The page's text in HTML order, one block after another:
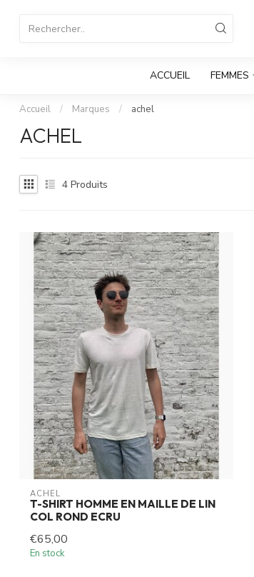
ACCUEIL FEMMES
Accueil / Marques / achel
ACHEL
4 Produits
ACHEL
T-SHIRT HOMME EN MAILLE DE LIN
COL ROND ECRU
€65,00
En stock